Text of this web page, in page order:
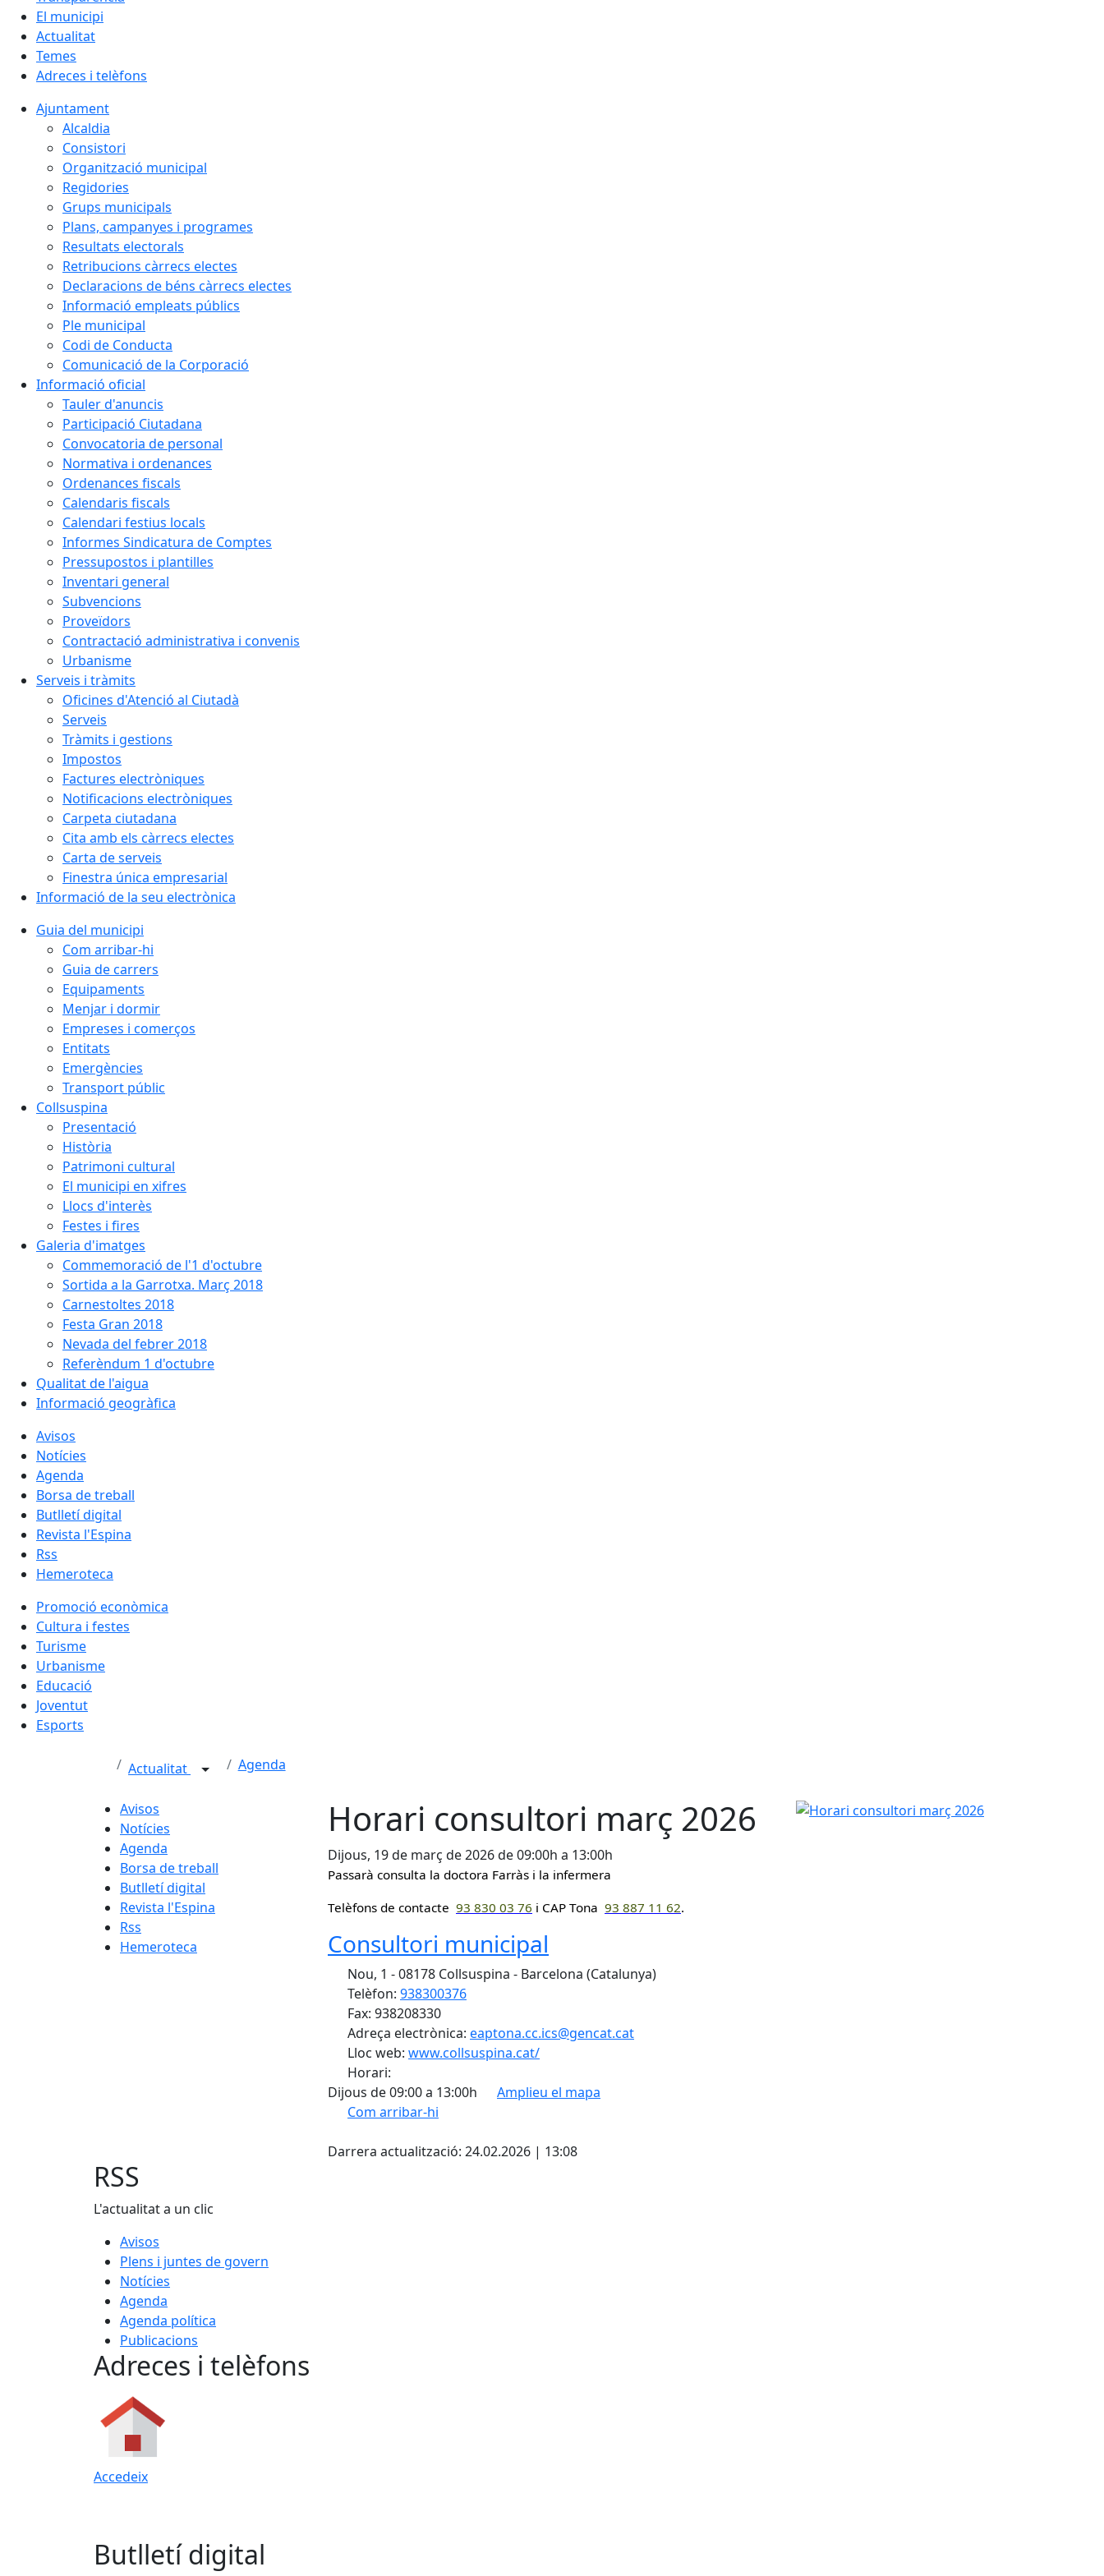
El municipi
Actualitat
Temes
Adreces i telèfons
Ajuntament
Alcaldia
Consistori
Organització municipal
Regidories
Grups municipals
Plans, campanyes i programes
Resultats electorals
Retribucions càrrecs electes
Declaracions de béns càrrecs electes
Informació empleats públics
Ple municipal
Codi de Conducta
Comunicació de la Corporació
Informació oficial
Tauler d'anuncis
Participació Ciutadana
Convocatoria de personal
Normativa i ordenances
Ordenances fiscals
Calendaris fiscals
Calendari festius locals
Informes Sindicatura de Comptes
Pressupostos i plantilles
Inventari general
Subvencions
Proveïdors
Contractació administrativa i convenis
Urbanisme
Serveis i tràmits
Oficines d'Atenció al Ciutadà
Serveis
Tràmits i gestions
Impostos
Factures electròniques
Notificacions electròniques
Carpeta ciutadana
Cita amb els càrrecs electes
Carta de serveis
Finestra única empresarial
Informació de la seu electrònica
Guia del municipi
Com arribar-hi
Guia de carrers
Equipaments
Menjar i dormir
Empreses i comerços
Entitats
Emergències
Transport públic
Collsuspina
Presentació
Història
Patrimoni cultural
El municipi en xifres
Llocs d'interès
Festes i fires
Galeria d'imatges
Commemoració de l'1 d'octubre
Sortida a la Garrotxa. Març 2018
Carnestoltes 2018
Festa Gran 2018
Nevada del febrer 2018
Referèndum 1 d'octubre
Qualitat de l'aigua
Informació geogràfica
Avisos
Notícies
Agenda
Borsa de treball
Butlletí digital
Revista l'Espina
Rss
Hemeroteca
Promoció econòmica
Cultura i festes
Turisme
Urbanisme
Educació
Joventut
Esports
Actualitat Agenda
Avisos
Notícies
Agenda
Borsa de treball
Butlletí digital
Revista l'Espina
Rss
Hemeroteca
Horari consultori març 2026
Dijous, 19 de març de 2026 de 09:00h a 13:00h
Passarà consulta la doctora Farràs i la infermera
Telèfons de contacte 93 830 03 76 i CAP Tona 93 887 11 62.
Consultori municipal
Nou, 1 - 08178 Collsuspina - Barcelona (Catalunya)
Telèfon: 938300376
Fax: 938208330
Adreça electrònica: eaptona.cc.ics@gencat.cat
Lloc web: www.collsuspina.cat/
Horari:
Dijous de 09:00 a 13:00h
Amplieu el mapa
Com arribar-hi
+
Darrera actualització: 24.02.2026 | 13:08
Horari consultori març 2026
RSS
L'actualitat a un clic
Avisos
Plens i juntes de govern
Notícies
Agenda
Agenda política
Publicacions
Adreces i telèfons
Accedeix
Butlletí digital